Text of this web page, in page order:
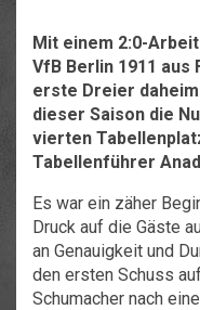
Mit einem 2:0-
VfB Berlin 1911 aus
erste Dreier
dieser Saison die
vierten
Tabellenführer
Es war ein zäher
Druck auf die Gäste
an Genauigkeit und
den ersten Schuss
Schumacher nach